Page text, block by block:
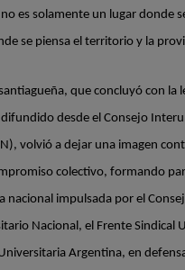
es solamente un lugar donde
se piensa el territorio y la
que concluyó con la
desde el Consejo
volvió a dejar una imagen
colectivo, formando
nacional impulsada por el
Nacional, el Frente Sindical
Argentina, en